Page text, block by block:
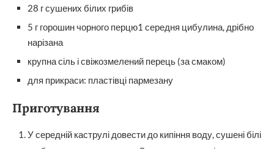
28 г сушених білих грибів
5 г горошин чорного перцю1 середня цибулина, дрібно
нарізана
крупна сіль і свіжозмелений перець (за смаком)
для прикраси: пластівці пармезану
Приготування
У середній каструлі довести до кипіння воду, сушені білі